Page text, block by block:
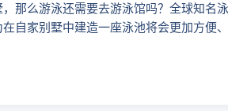
那么游泳还需要去游泳馆吗？全球知名
自家别墅中建造一座泳池将会更加方便